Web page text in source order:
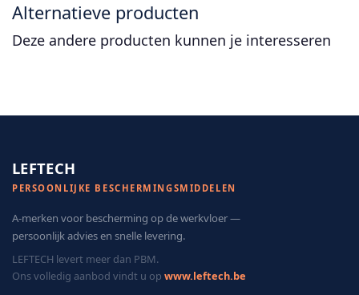
Alternatieve producten
Deze andere producten kunnen je interesseren
LEFTECH
PERSOONLIJKE BESCHERMINGSMIDDELEN
A-merken voor bescherming op de werkvloer —
persoonlijk advies en snelle levering.
LEFTECH levert meer dan PBM.
Ons volledig aanbod vindt u op www.leftech.be